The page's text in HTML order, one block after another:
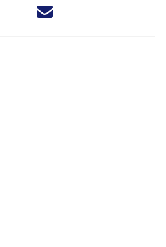
Deel dit nieuwsbericht via X -
Deel dit nieuwsbericht via
Deel dit nieuwsbericht
Deel dit